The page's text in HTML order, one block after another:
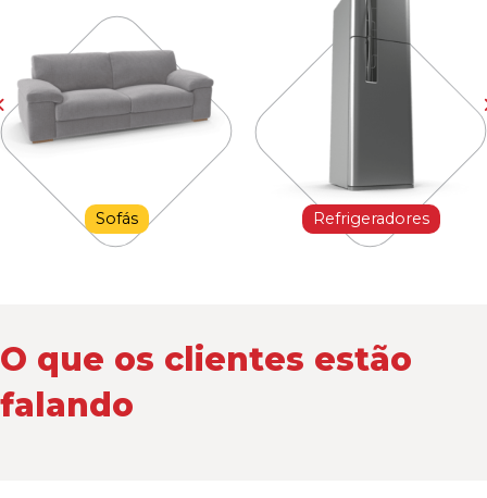
Sofás Refrigeradores
O que os clientes estão
falando